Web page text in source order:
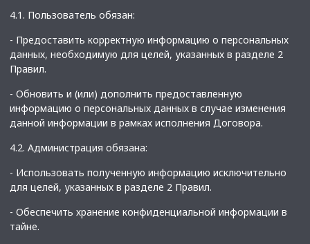
4.1. Пользователь обязан:
- Предоставить корректную информацию о персональных
данных, необходимую для целей, указанных в разделе 2
Правил.
- Обновить и (или) дополнить предоставленную
информацию о персональных данных в случае изменения
данной информации в рамках исполнения Договора.
4.2. Администрация обязана:
- Использовать полученную информацию исключительно
для целей, указанных в разделе 2 Правил.
- Обеспечить хранение конфиденциальной информации в
тайне.